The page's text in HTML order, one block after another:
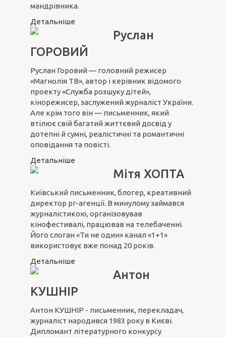
мандрівника.
Детальніше
Руслан
ГОРОВИЙ
Руслан Горовий — головний режисер
«Магнолія ТВ», автор і керівник відомого
проекту «Служба розшуку дітей»,
кінорежисер, заслужений журналіст України.
Але крім того він — письменник, який
втілює свій багатий життєвий досвід у
дотепні й сумні, реалістичні та романтичні
оповідання та повісті.
Детальніше
Мітя ХОПТА
Київський письменник, блогер, креативний
директор pr-агенції. В минулому займався
журналістикою, організовував
кінофестивалі, працював на телебаченні.
Його слоган «Ти не один» канал «1+1»
використовує вже понад 20 років.
Детальніше
Антон
КУШНІР
Антон КУШНІР - письменник, перекладач,
журналіст народився 1983 року в Києві.
Дипломант літературного конкурсу